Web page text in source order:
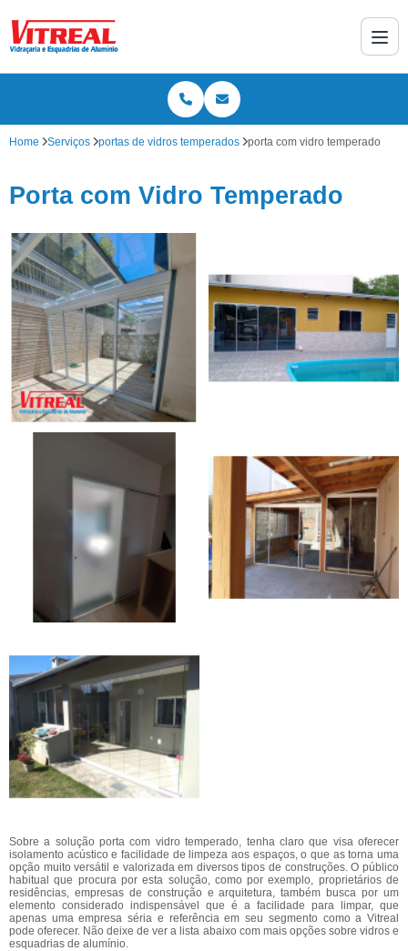
Home Serviços portas de vidros temperados porta com vidro temperado
Porta com Vidro Temperado
Sobre a solução porta com vidro temperado, tenha claro que visa oferecer
isolamento acústico e facilidade de limpeza aos espaços, o que as torna uma
opção muito versátil e valorizada em diversos tipos de construções. O público
habitual que procura por esta solução, como por exemplo, proprietários de
residências, empresas de construção e arquitetura, também busca por um
elemento considerado indispensável que é a facilidade para limpar, que
apenas uma empresa séria e referência em seu segmento como a Vitreal
pode oferecer. Não deixe de ver a lista abaixo com mais opções sobre vidros e
esquadrias de alumínio.